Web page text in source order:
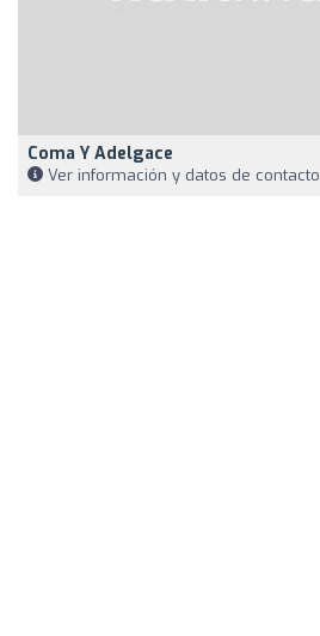
Coma Y Adelgace
Ver información y datos de contacto